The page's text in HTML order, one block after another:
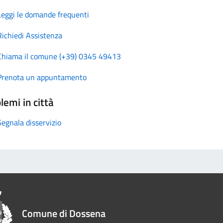
le domande frequenti
Assistenza
il comune (+39) 0345 49413
un appuntamento
in città
disservizio
Comune di Dossena